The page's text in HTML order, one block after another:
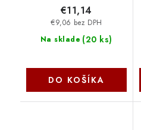
Na sklade (20 ks)
€9,06 bez DPH
€11,14
DO KOŠÍKA